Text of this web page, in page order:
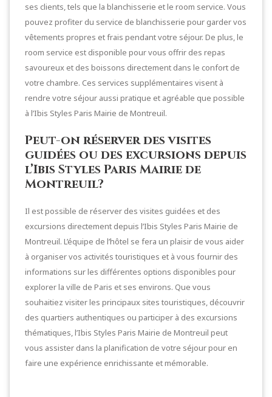
ses clients, tels que la blanchisserie et le room service. Vous
pouvez profiter du service de blanchisserie pour garder vos
vêtements propres et frais pendant votre séjour. De plus, le
room service est disponible pour vous offrir des repas
savoureux et des boissons directement dans le confort de
votre chambre. Ces services supplémentaires visent à
rendre votre séjour aussi pratique et agréable que possible
à l’Ibis Styles Paris Mairie de Montreuil.
Peut-on réserver des visites
guidées ou des excursions depuis
l’Ibis Styles Paris Mairie de
Montreuil?
Il est possible de réserver des visites guidées et des
excursions directement depuis l’Ibis Styles Paris Mairie de
Montreuil. L’équipe de l’hôtel se fera un plaisir de vous aider
à organiser vos activités touristiques et à vous fournir des
informations sur les différentes options disponibles pour
explorer la ville de Paris et ses environs. Que vous
souhaitiez visiter les principaux sites touristiques, découvrir
des quartiers authentiques ou participer à des excursions
thématiques, l’Ibis Styles Paris Mairie de Montreuil peut
vous assister dans la planification de votre séjour pour en
faire une expérience enrichissante et mémorable.